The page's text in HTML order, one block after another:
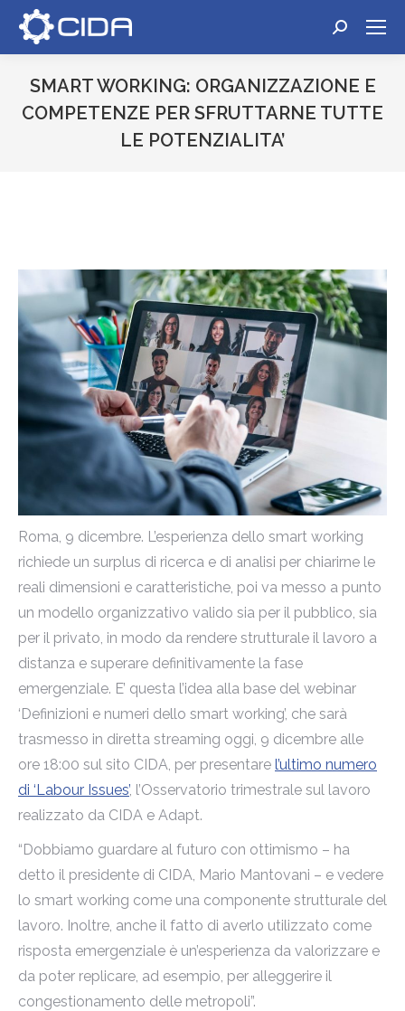
Cerca:
SMART WORKING: ORGANIZZAZIONE E
COMPETENZE PER SFRUTTARNE TUTTE
LE POTENZIALITA’
Roma, 9 dicembre. L’esperienza dello smart working
richiede un surplus di ricerca e di analisi per chiarirne le
reali dimensioni e caratteristiche, poi va messo a punto
un modello organizzativo valido sia per il pubblico, sia
per il privato, in modo da rendere strutturale il lavoro a
distanza e superare definitivamente la fase
emergenziale. E’ questa l’idea alla base del webinar
‘Definizioni e numeri dello smart working’, che sarà
trasmesso in diretta streaming oggi, 9 dicembre alle
ore 18:00 sul sito CIDA, per presentare l’ultimo numero
di ‘Labour Issues’, l’Osservatorio trimestrale sul lavoro
realizzato da CIDA e Adapt.
“Dobbiamo guardare al futuro con ottimismo – ha
detto il presidente di CIDA, Mario Mantovani – e vedere
lo smart working come una componente strutturale del
lavoro. Inoltre, anche il fatto di averlo utilizzato come
risposta emergenziale è un’esperienza da valorizzare e
da poter replicare, ad esempio, per alleggerire il
congestionamento delle metropoli”.